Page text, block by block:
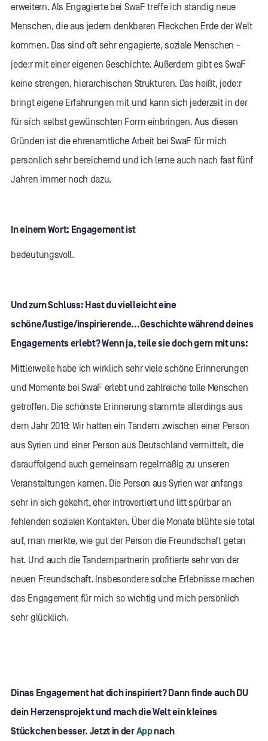
erweitern. Als Engagierte bei SwaF treffe ich ständig neue
Menschen, die aus jedem denkbaren Fleckchen Erde der Welt
kommen. Das sind oft sehr engagierte, soziale Menschen -
jede:r mit einer eigenen Geschichte. Außerdem gibt es SwaF
keine strengen, hierarchischen Strukturen. Das heißt, jede:r
bringt eigene Erfahrungen mit und kann sich jederzeit in der
für sich selbst gewünschten Form einbringen. Aus diesen
Gründen ist die ehrenamtliche Arbeit bei SwaF für mich
persönlich sehr bereichernd und ich lerne auch nach fast fünf
Jahren immer noch dazu.
In einem Wort: Engagement ist
bedeutungsvoll.
Und zum Schluss: Hast du vielleicht eine
schöne/lustige/inspirierende...Geschichte während deines
Engagements erlebt? Wenn ja, teile sie doch gern mit uns:
Mittlerweile habe ich wirklich sehr viele schöne Erinnerungen
und Momente bei SwaF erlebt und zahlreiche tolle Menschen
getroffen. Die schönste Erinnerung stammte allerdings aus
dem Jahr 2019: Wir hatten ein Tandem zwischen einer Person
aus Syrien und einer Person aus Deutschland vermittelt, die
darauffolgend auch gemeinsam regelmäßig zu unseren
Veranstaltungen kamen. Die Person aus Syrien war anfangs
sehr in sich gekehrt, eher introvertiert und litt spürbar an
fehlenden sozialen Kontakten. Über die Monate blühte sie total
auf, man merkte, wie gut der Person die Freundschaft getan
hat. Und auch die Tandempartnerin profitierte sehr von der
neuen Freundschaft. Insbesondere solche Erlebnisse machen
das Engagement für mich so wichtig und mich persönlich
sehr glücklich.
Dinas Engagement hat dich inspiriert? Dann finde auch DU
dein Herzensprojekt und mach die Welt ein kleines
Stückchen besser. Jetzt in derAppnach